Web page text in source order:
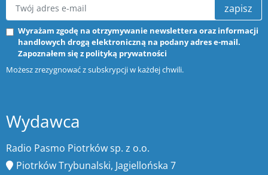
zapisz
Wyrażam zgodę na otrzymywanie newslettera oraz informacji
handlowych drogą elektroniczną na podany adres e-mail.
Zapoznałem się z polityką prywatności
Możesz zrezygnować z subskrypcji w każdej chwili.
Wydawca
Radio Pasmo Piotrków sp. z o.o.
Piotrków Trybunalski, Jagiellońska 7